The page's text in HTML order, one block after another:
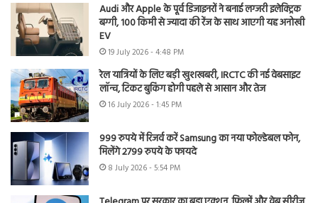
Audi और Apple के पूर्व डिजाइनरों ने बनाई लग्जरी इलेक्ट्रिक
बग्गी, 100 किमी से ज्यादा की रेंज के साथ आएगी यह अनोखी
EV
19 July 2026 - 4:48 PM
रेल यात्रियों के लिए बड़ी खुशखबरी, IRCTC की नई वेबसाइट
लॉन्च, टिकट बुकिंग होगी पहले से आसान और तेज
16 July 2026 - 1:45 PM
999 रुपये में रिजर्व करें Samsung का नया फोल्डेबल फोन,
मिलेंगे 2799 रुपये के फायदे
8 July 2026 - 5:54 PM